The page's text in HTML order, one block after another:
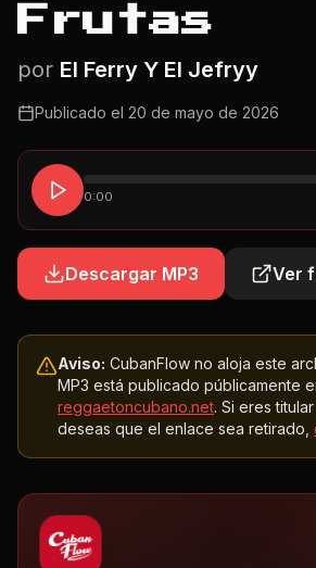
Frutas
por El Ferry Y El Jefryy
Publicado el 20 de mayo de 2026
0:00
Descargar MP3 Ver
Aviso: CubanFlow no aloja este
MP3 está publicado públicamente
reggaetoncubano.net. Si eres
deseas que el enlace sea retirado,